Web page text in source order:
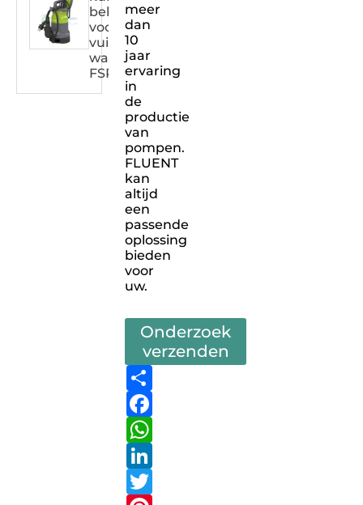
behuizing
voor
vuil
water
FSPXXX32DW
meer
dan
10
jaar
ervaring
in
de
productie
van
pompen.
FLUENT
kan
altijd
een
passende
oplossing
bieden
voor
uw.
Onderzoek
verzenden